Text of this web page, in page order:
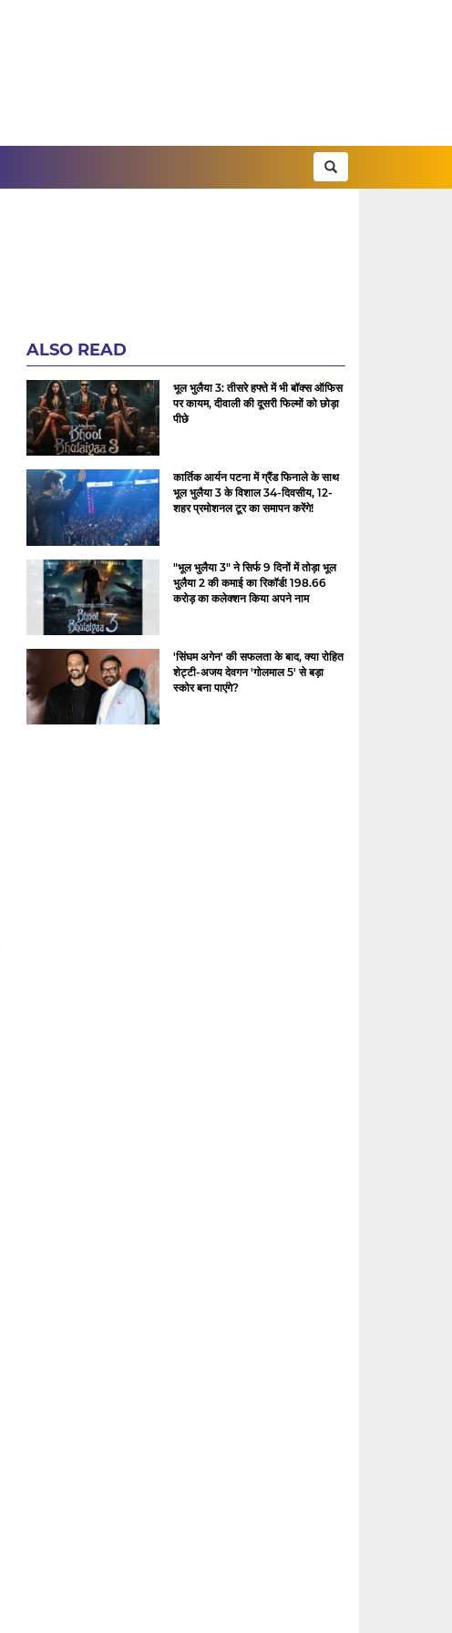
ALSO READ
भूल भुलैया 3: तीसरे हफ्ते में भी बॉक्स ऑफिस
पर कायम, दीवाली की दूसरी फिल्मों को छोड़ा
पीछे
कार्तिक आर्यन पटना में ग्रैंड फिनाले के साथ
भूल भुलैया 3 के विशाल 34-दिवसीय, 12-
शहर प्रमोशनल टूर का समापन करेंगे!
"भूल भुलैया 3" ने सिर्फ 9 दिनों में तोड़ा भूल
भुलैया 2 की कमाई का रिकॉर्ड! 198.66
करोड़ का कलेक्शन किया अपने नाम
'सिंघम अगेन' की सफलता के बाद, क्या रोहित
शेट्टी-अजय देवगन 'गोलमाल 5' से बड़ा
स्कोर बना पाएंगे?